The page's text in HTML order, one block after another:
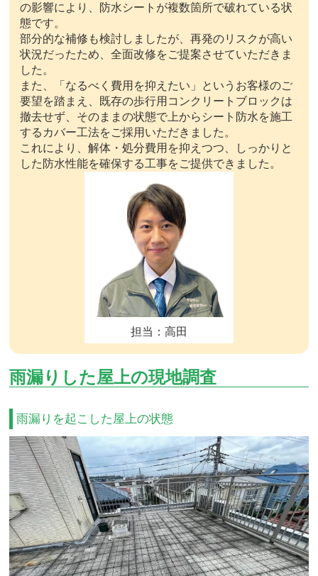
の影響により、防水シートが複数箇所で破れている状
態です。
部分的な補修も検討しましたが、再発のリスクが高い
状況だったため、全面改修をご提案させていただきま
した。
また、「なるべく費用を抑えたい」というお客様のご
要望を踏まえ、既存の歩行用コンクリートブロックは
撤去せず、そのままの状態で上からシート防水を施工
するカバー工法をご採用いただきました。
これにより、解体・処分費用を抑えつつ、しっかりと
した防水性能を確保する工事をご提供できました。
担当：高田
雨漏りした屋上の現地調査
雨漏りを起こした屋上の状態